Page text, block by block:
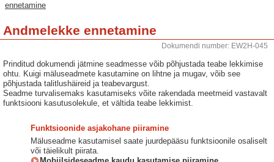
ennetamine
Andmelekke ennetamine
Dokumendi number: EW2H-045
Prinditud dokumendi jätmine seadmesse võib põhjustada teabe lekkimise
ohtu. Kuigi mäluseadmete kasutamine on lihtne ja mugav, võib see
põhjustada talitlushäireid ja teabevargust.
Seadme turvalisemaks kasutamiseks võite rakendada meetmeid vastavalt
funktsiooni kasutusolekule, et vältida teabe lekkimist.
Funktsioonide asjakohane piiramine
Mäluseadme kasutamisel saate juurdepääsu funktsioonile osaliselt
või täielikult piirata.